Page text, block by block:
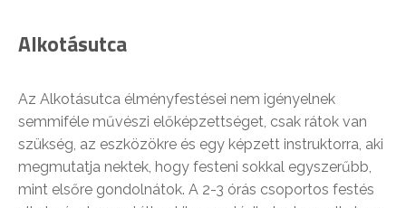
Alkotásutca
Az Alkotásutca élményfestései nem igényelnek
semmiféle művészi előképzettséget, csak rátok van
szükség, az eszközökre és egy képzett instruktorra, aki
megmutatja nektek, hogy festeni sokkal egyszerűbb,
mint elsőre gondolnátok. A 2-3 órás csoportos festés